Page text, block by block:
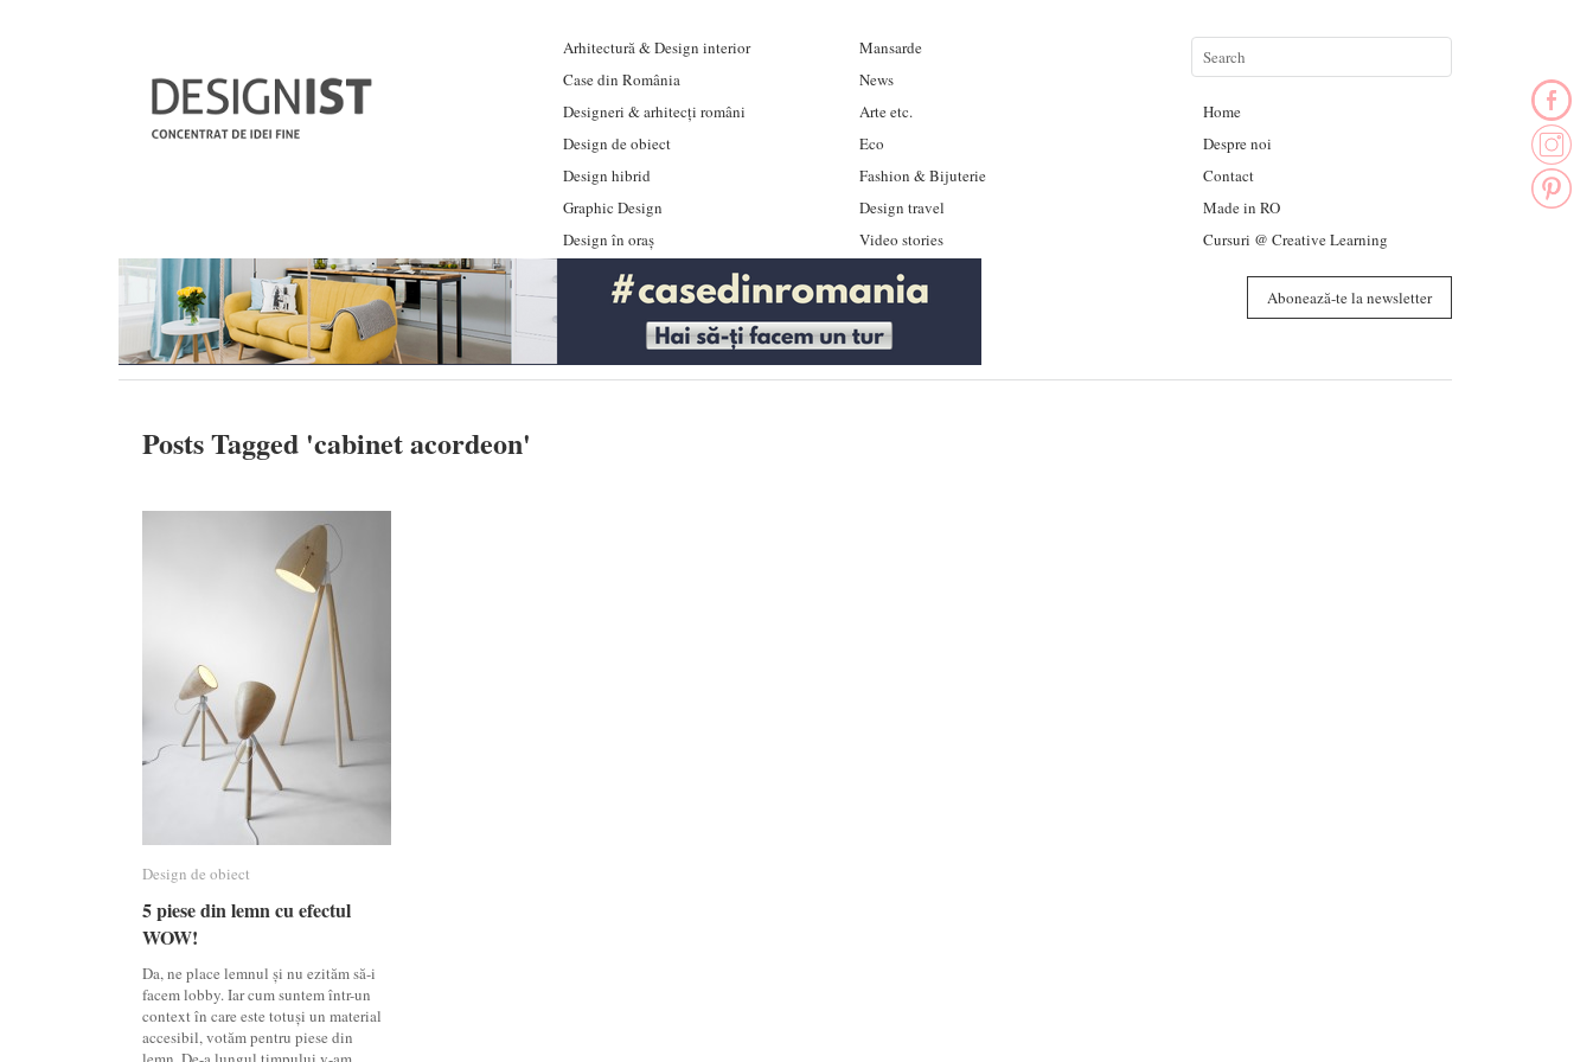
Arhitectură & Design interior
Case din România
Designeri & arhitecți români
Design de obiect
Design hibrid
Graphic Design
Design în oraș
Mansarde
News
Arte etc.
Eco
Fashion & Bijuterie
Design travel
Video stories
Home
Despre noi
Contact
Made in RO
Cursuri @ Creative Learning
Abonează-te la newsletter
Posts Tagged 'cabinet acordeon'
Design de obiect
5 piese din lemn cu efectul
WOW!
Da, ne place lemnul și nu ezităm să-i
facem lobby. Iar cum suntem într-un
context în care este totuși un material
accesibil, votăm pentru piese din
Design de obiect
5 piese din lemn cu efectul
WOW!